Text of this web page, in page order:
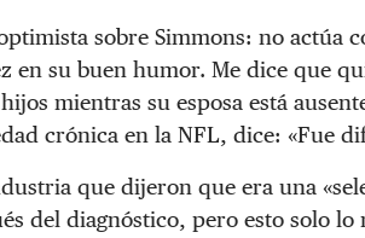
sobre Simmons: no actúa
en su buen humor. Me dice que
mientras su esposa está
crónica en la NFL, dice: «Fue
que dijeron que era una
del diagnóstico, pero esto solo lo